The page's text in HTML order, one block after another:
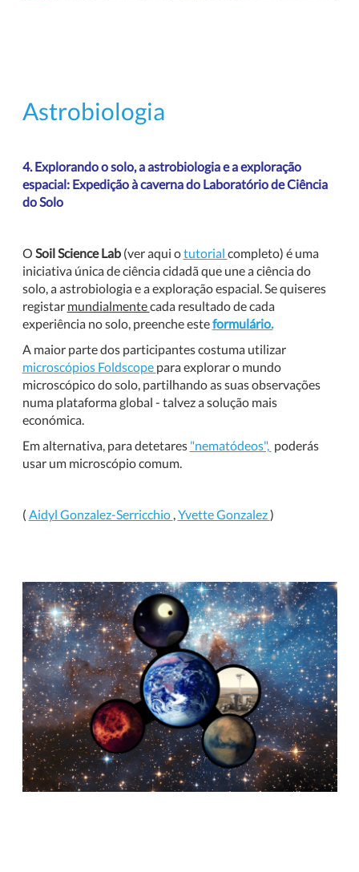
Astrobiologia
4. Explorando o solo, a astrobiologia e a exploração
espacial: Expedição à caverna do Laboratório de Ciência
do Solo
O Soil Science Lab (ver aqui otutorial completo) é uma
iniciativa única de ciência cidadã que une a ciência do
solo, a astrobiologia e a exploração espacial. Se quiseres
registar mundialmentecada resultado de cada
experiência no solo, preenche esteformulário.
A maior parte dos participantes costuma utilizar
microscópios Foldscope para explorar o mundo
microscópico do solo, partilhando as suas observações
numa plataforma global - talvez a solução mais
económica.
Em alternativa, para detetares "nematódeos", poderás
usar um microscópio comum.
( Aidyl Gonzalez-Serricchio Yvette Gonzalez)